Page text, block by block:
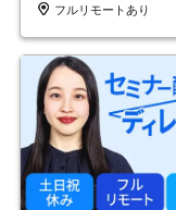
フルリモートあり